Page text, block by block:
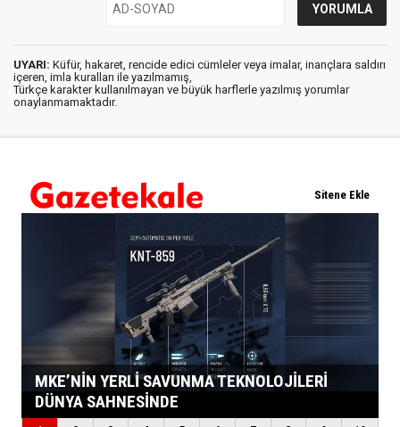
UYARI: Küfür, hakaret, rencide edici cümleler veya imalar, inançlara saldırı
içeren, imla kuralları ile yazılmamış,
Türkçe karakter kullanılmayan ve büyük harflerle yazılmış yorumlar
onaylanmamaktadır.